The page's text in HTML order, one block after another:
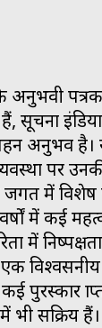
अनुभवी
सूचना
अनुभव है।
पर
में विशेष
में कई
में
एक
पुरस्कार
भी सक्रिय हैं।